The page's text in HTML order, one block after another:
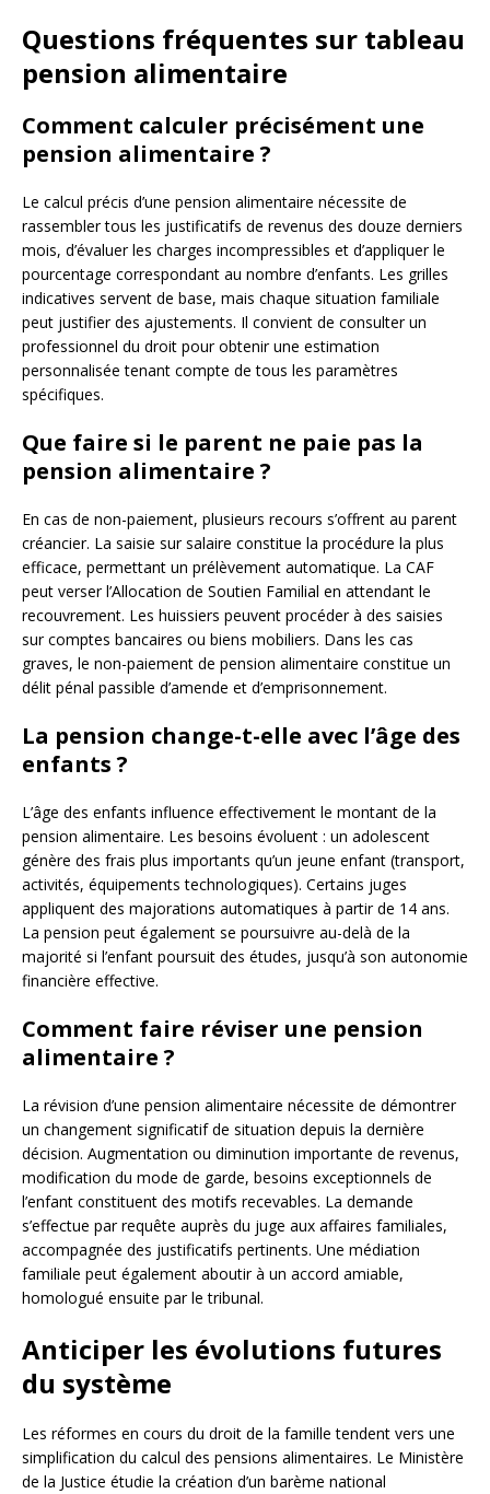
Questions fréquentes sur tableau
pension alimentaire
Comment calculer précisément une
pension alimentaire ?
Le calcul précis d’une pension alimentaire nécessite de
rassembler tous les justificatifs de revenus des douze derniers
mois, d’évaluer les charges incompressibles et d’appliquer le
pourcentage correspondant au nombre d’enfants. Les grilles
indicatives servent de base, mais chaque situation familiale
peut justifier des ajustements. Il convient de consulter un
professionnel du droit pour obtenir une estimation
personnalisée tenant compte de tous les paramètres
spécifiques.
Que faire si le parent ne paie pas la
pension alimentaire ?
En cas de non-paiement, plusieurs recours s’offrent au parent
créancier. La saisie sur salaire constitue la procédure la plus
efficace, permettant un prélèvement automatique. La CAF
peut verser l’Allocation de Soutien Familial en attendant le
recouvrement. Les huissiers peuvent procéder à des saisies
sur comptes bancaires ou biens mobiliers. Dans les cas
graves, le non-paiement de pension alimentaire constitue un
délit pénal passible d’amende et d’emprisonnement.
La pension change-t-elle avec l’âge des
enfants ?
L’âge des enfants influence effectivement le montant de la
pension alimentaire. Les besoins évoluent : un adolescent
génère des frais plus importants qu’un jeune enfant (transport,
activités, équipements technologiques). Certains juges
appliquent des majorations automatiques à partir de 14 ans.
La pension peut également se poursuivre au-delà de la
majorité si l’enfant poursuit des études, jusqu’à son autonomie
financière effective.
Comment faire réviser une pension
alimentaire ?
La révision d’une pension alimentaire nécessite de démontrer
un changement significatif de situation depuis la dernière
décision. Augmentation ou diminution importante de revenus,
modification du mode de garde, besoins exceptionnels de
l’enfant constituent des motifs recevables. La demande
s’effectue par requête auprès du juge aux affaires familiales,
accompagnée des justificatifs pertinents. Une médiation
familiale peut également aboutir à un accord amiable,
homologué ensuite par le tribunal.
Anticiper les évolutions futures
du système
Les réformes en cours du droit de la famille tendent vers une
simplification du calcul des pensions alimentaires. Le Ministère
de la Justice étudie la création d’un barème national